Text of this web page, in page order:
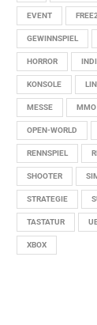
EVENT
GEWINNSPIEL
HORROR
KONSOLE
MESSE MMO
OPEN-WORLD
RENNSPIEL
SHOOTER
STRATEGIE
TASTATUR
XBOX